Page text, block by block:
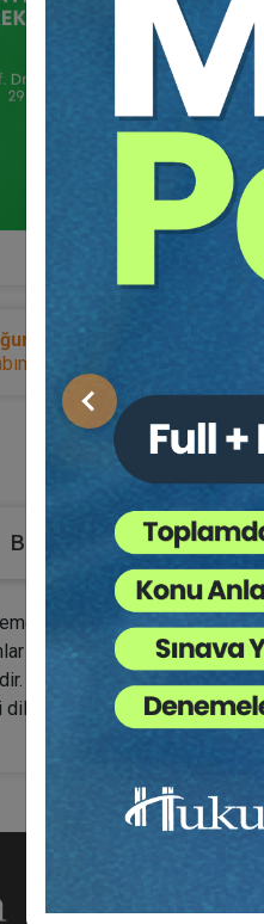
Önceki
ürün bir e-kitaptır.
sayfanız üzerinden
Kategoriler:
Bu Kitap İçin Kaç Ağaç
ve gelişmesi ile birlikte
hâline gelmiştir. Kişinin
Ancak söz konusu olan
diledikleri sayıda ve içerikte
Hakkımızda